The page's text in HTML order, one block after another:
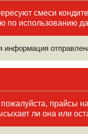
смеси
по использованию
прайсы
ли она или